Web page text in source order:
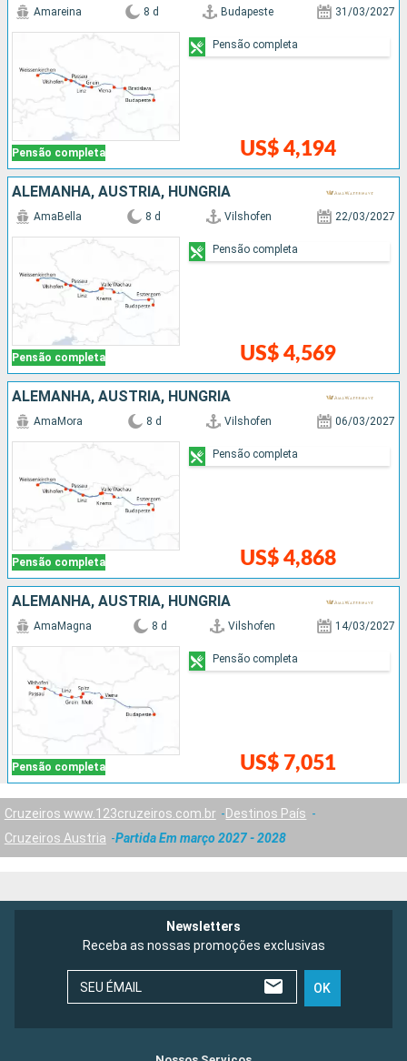
Pensão completa
Amareina 8 d Budapeste 31/03/2027
US$ 4,194
Pensão completa
ALEMANHA, AUSTRIA, HUNGRIA
Pensão completa
AmaBella 8 d Vilshofen 22/03/2027
US$ 4,569
Pensão completa
ALEMANHA, AUSTRIA, HUNGRIA
Pensão completa
AmaMora 8 d Vilshofen 06/03/2027
US$ 4,868
Pensão completa
ALEMANHA, AUSTRIA, HUNGRIA
Pensão completa
AmaMagna 8 d Vilshofen 14/03/2027
US$ 7,051
Pensão completa
Cruzeiros www.123cruzeiros.com.br
Destinos País
Cruzeiros Austria
Partida Em março 2027 - 2028
Newsletters
Receba as nossas promoções exclusivas
SEU ÉMAIL OK